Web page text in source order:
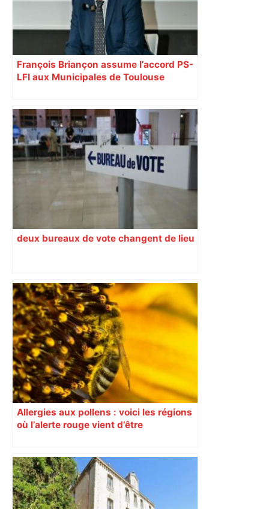
François Briançon assume l’accord PS-
LFI aux Municipales de Toulouse
deux bureaux de vote changent de lieu
Allergies aux pollens : voici les régions
où l’alerte rouge vient d’être